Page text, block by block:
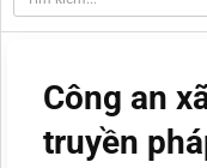
Công an
truyền